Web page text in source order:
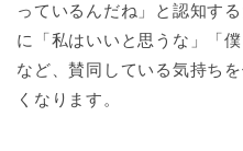
っているんだね」と認知す
に「私はいいと思うな」「
など、賛同している気持ち
くなります。